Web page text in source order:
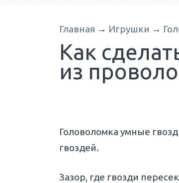
Главная → Игрушки →
Как
из
Головоломка умные
гвоздей.
Зазор, где гвозди